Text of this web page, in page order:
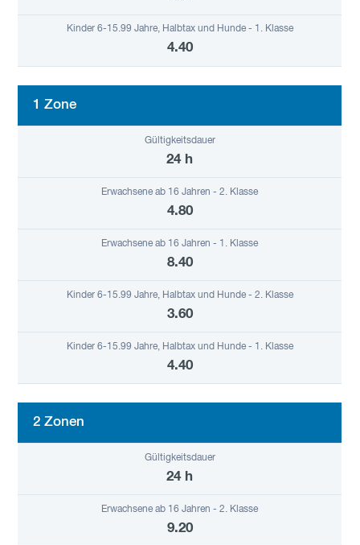
4.40
1 Zone
24 h
4.80
8.40
3.60
4.40
2 Zonen
24 h
9.20